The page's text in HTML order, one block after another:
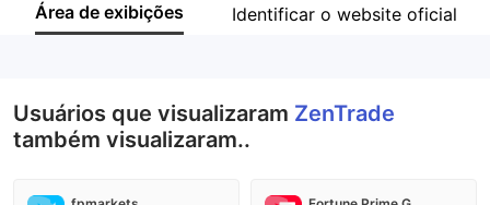
Empresa
Área de exibições Identificar o website oficial
Usuários que visualizaram ZenTrade
também visualizaram..